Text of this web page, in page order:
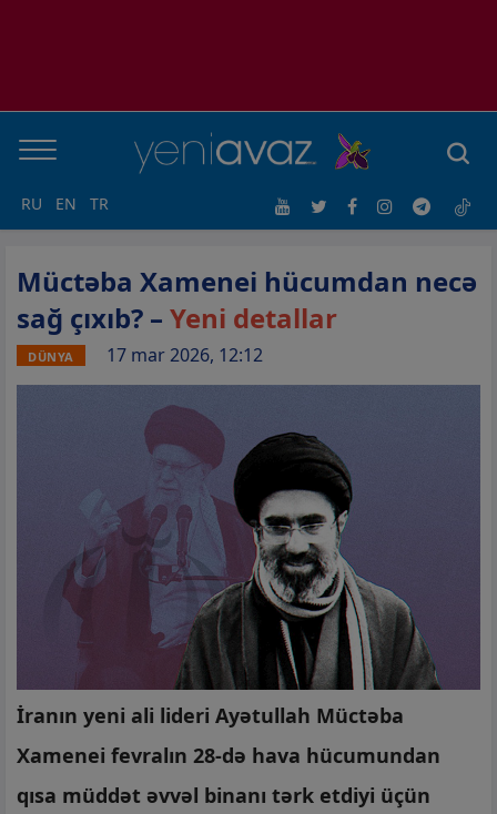
RU EN TR
Müctəba Xamenei hücumdan necə
sağ çıxıb? – Yeni detallar
DÜNYA 17 mar 2026, 12:12
İranın yeni ali lideri Ayətullah Müctəba
Xamenei fevralın 28-də hava hücumundan
qısa müddət əvvəl binanı tərk etdiyi üçün